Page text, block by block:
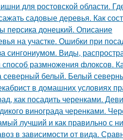
для ростовской области.
садовые деревья. Как
персика донецкий. Описание
на участке. Ошибки при
сингониумом. Виды,
размножения флоксов.
северный белый. Белый
в домашних условиях
как посадить черенками.
винограда черенками.
лучший и как правильно с
в зависимости от вида.